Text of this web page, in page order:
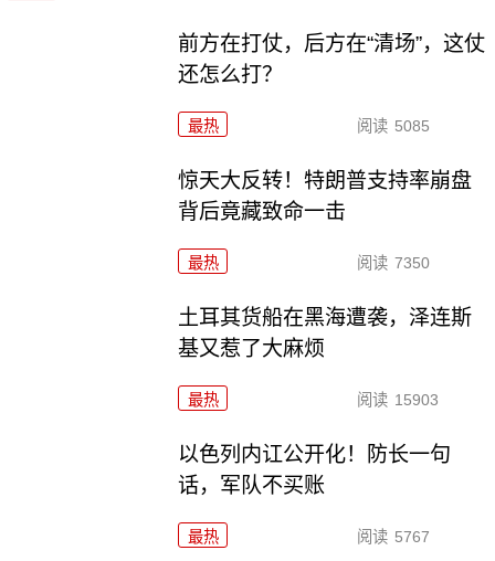
前方在打仗，后方在“清场”，这仗
还怎么打？
最热 阅读 5085
惊天大反转！特朗普支持率崩盘
背后竟藏致命一击
最热 阅读 7350
土耳其货船在黑海遭袭，泽连斯
基又惹了大麻烦
最热 阅读 15903
以色列内讧公开化！防长一句
话，军队不买账
最热 阅读 5767